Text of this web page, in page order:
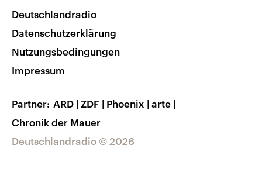
Nachrichten App
Frequenzen
Veranstaltungen
Musikliste
RSS
Barrierefreiheit
Deutschlandradio © 2026
Deutschlandradio
Datenschutzerklärung
Nutzungsbedingungen
Impressum
Partner ARD | ZDF | Phoenix | arte |
Chronik der Mauer